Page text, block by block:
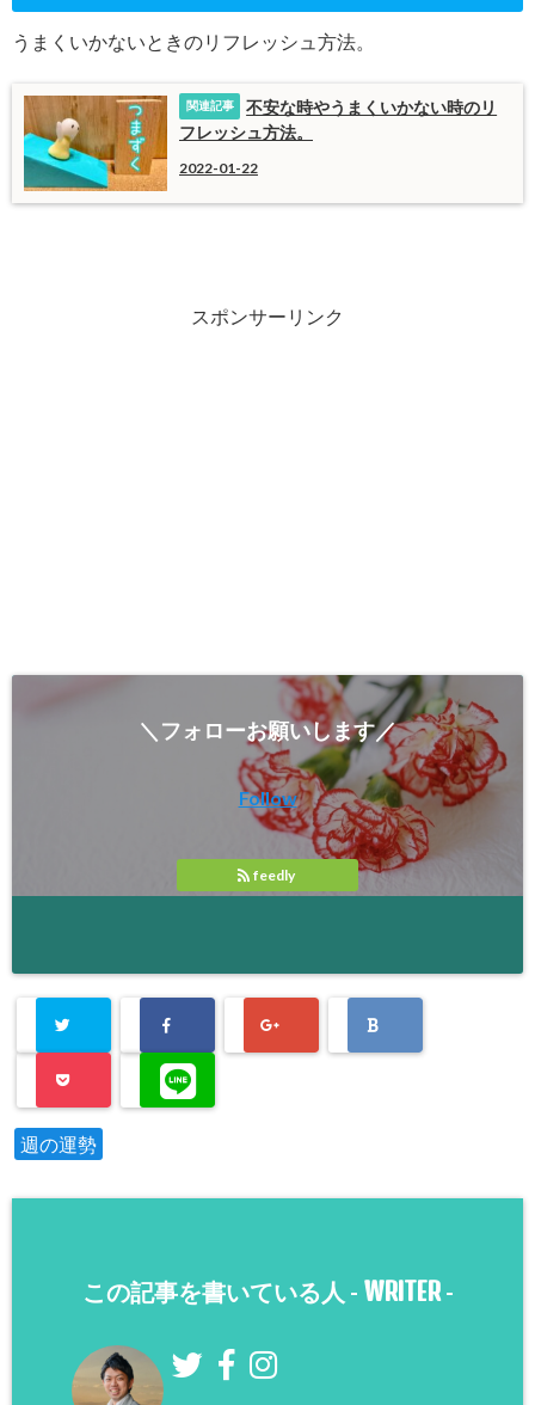
うまくいかないときのリフレッシュ方法。
不安な時やうまくいかない時のリ
フレッシュ方法。
2022-01-22
スポンサーリンク
＼フォローお願いします／
Follow
feedly
週の運勢
この記事を書いている人 - WRITER-